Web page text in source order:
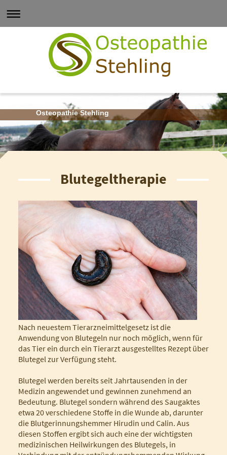
Osteopathie Stehling
Blutegeltherapie
Nach neuestem Tierarzneimittelgesetz ist die
Anwendung von Blutegeln nur noch möglich, wenn für
das Tier ein durch ein Tierarzt ausgestelltes Rezept über
Blutegel zur Verfügung steht.
Blutegel werden bereits seit Jahrtausenden in der
Medizin angewendet und gewinnen zunehmend an
Bedeutung. Blutegel sondern während des Saugaktes
etwa 20 verschiedene Stoffe in die Wunde ab, darunter
die Blutgerinnungshemmer Hirudin und Calin. Aus
diesen Stoffen ergibt sich auch eine der wichtigsten
medizinischen Heilwirkungen des Blutegels, in